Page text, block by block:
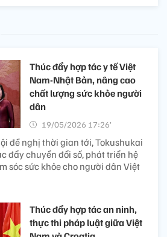
Thúc đẩy hợp tác y tế Việt
Nam-Nhật Bản, nâng cao
chất lượng sức khỏe người
dân
19/05/2026 17:26’
đề nghị thời gian tới, Tokushukai
đẩy chuyển đổi số, phát triển hệ
sóc sức khỏe cho người dân Việt
Thúc đẩy hợp tác an ninh,
thực thi pháp luật giữa Việt